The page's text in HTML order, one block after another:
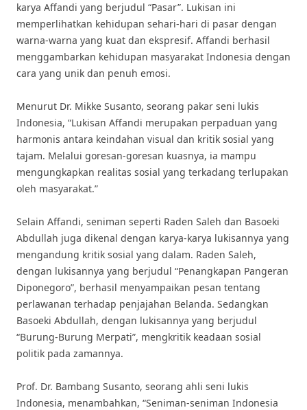
karya Affandi yang berjudul “Pasar”. Lukisan ini
memperlihatkan kehidupan sehari-hari di pasar dengan
warna-warna yang kuat dan ekspresif. Affandi berhasil
menggambarkan kehidupan masyarakat Indonesia dengan
cara yang unik dan penuh emosi.
Menurut Dr. Mikke Susanto, seorang pakar seni lukis
Indonesia, “Lukisan Affandi merupakan perpaduan yang
harmonis antara keindahan visual dan kritik sosial yang
tajam. Melalui goresan-goresan kuasnya, ia mampu
mengungkapkan realitas sosial yang terkadang terlupakan
oleh masyarakat.”
Selain Affandi, seniman seperti Raden Saleh dan Basoeki
Abdullah juga dikenal dengan karya-karya lukisannya yang
mengandung kritik sosial yang dalam. Raden Saleh,
dengan lukisannya yang berjudul “Penangkapan Pangeran
Diponegoro”, berhasil menyampaikan pesan tentang
perlawanan terhadap penjajahan Belanda. Sedangkan
Basoeki Abdullah, dengan lukisannya yang berjudul
“Burung-Burung Merpati”, mengkritik keadaan sosial
politik pada zamannya.
Prof. Dr. Bambang Susanto, seorang ahli seni lukis
Indonesia, menambahkan, “Seniman-seniman Indonesia